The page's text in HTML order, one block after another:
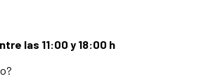
las 11:00 y 18:00 h